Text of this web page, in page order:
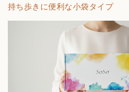
持ち歩きに便利な小袋タイプ